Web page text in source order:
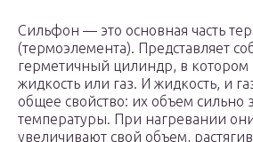
Сильфон — это основная часть
(термоэлемента). Представляет
герметичный цилиндр, в котором
жидкость или газ. И жидкость, и
общее свойство: их объем сильно
температуры. При нагревании
увеличивают свой объем,